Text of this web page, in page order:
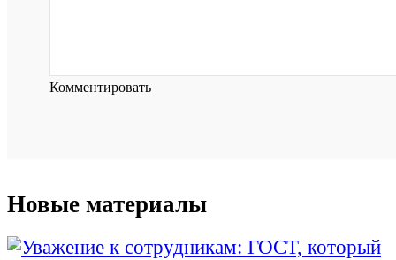
Комментировать
Новые материалы